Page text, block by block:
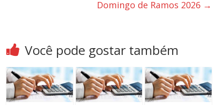
Domingo de Ramos 2026 →
Você pode gostar também